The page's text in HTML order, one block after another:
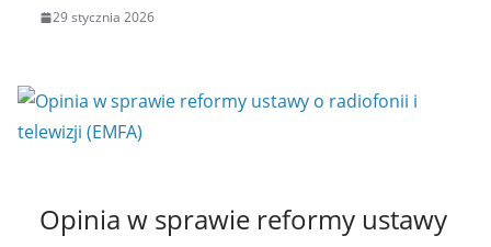
29 stycznia 2026
Opinia w sprawie reformy ustawy